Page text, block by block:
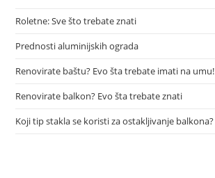
Roletne: Sve što trebate znati
Prednosti aluminijskih ograda
Renovirate baštu? Evo šta trebate imati na umu!
Renovirate balkon? Evo šta trebate znati
Koji tip stakla se koristi za ostakljivanje balkona?